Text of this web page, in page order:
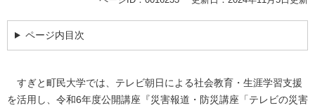
ページ内目次
すぎと町民大学では、テレビ朝日による社会教育・生涯学習支援
を活用し、令和6年度公開講座『災害報道・防災講座「テレビの災害